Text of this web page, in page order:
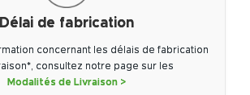
Délai de fabrication
concernant les délais de fabrication
consultez notre page sur les
Modalités de Livraison >